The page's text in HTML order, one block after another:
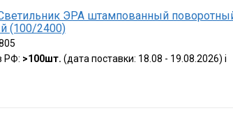
ЭРА штампованный
(100/2400)
РФ: >100шт. (дата поставки: 18.08 - 19.08.2026) i